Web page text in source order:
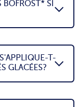
BOFROST* SI
T-
GLACÉES?